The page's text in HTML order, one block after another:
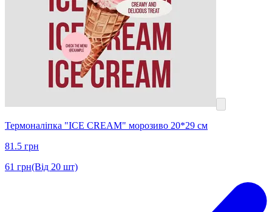
Термоналіпка "ICE CREAM" морозиво 20*29 см
81.5 грн
61 грн(Від 20 шт)